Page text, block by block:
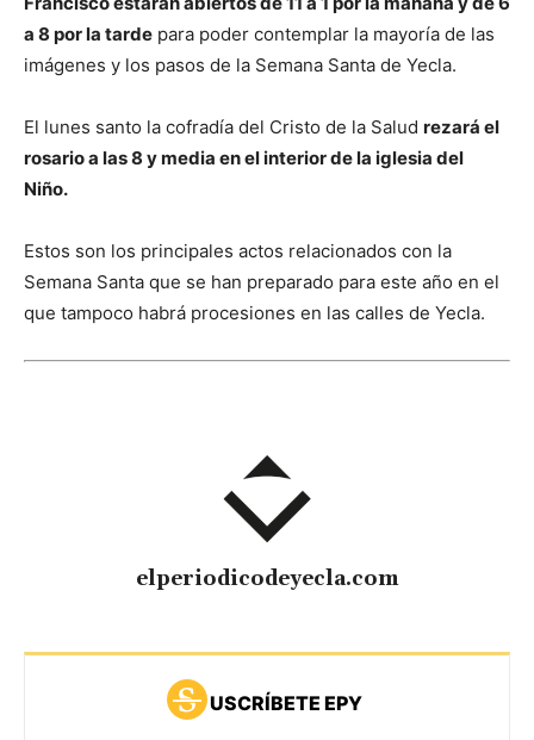
a 8 por la tarde para poder contemplar la mayoría de las
imágenes y los pasos de la Semana Santa de Yecla.
El lunes santo la cofradía del Cristo de la Salud rezará el
rosario a las 8 y media en el interior de la iglesia del
Niño.
Estos son los principales actos relacionados con la
Semana Santa que se han preparado para este año en el
que tampoco habrá procesiones en las calles de Yecla.
elperiodicodeyecla.com
USCRÍBETE EPY